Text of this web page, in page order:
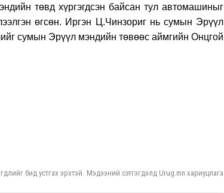
төвд хүргэгдсэн байсан тул автомашиныг
өгсөн. Иргэн Ц.Чинзориг нь сумын Эрүүл
сумын Эрүүл мэндийн төвөөс аймгийн Онцгой
бид устгах эрхтэй. Мэдээний сэтгэгдэлд Urug.mn хариуцлага